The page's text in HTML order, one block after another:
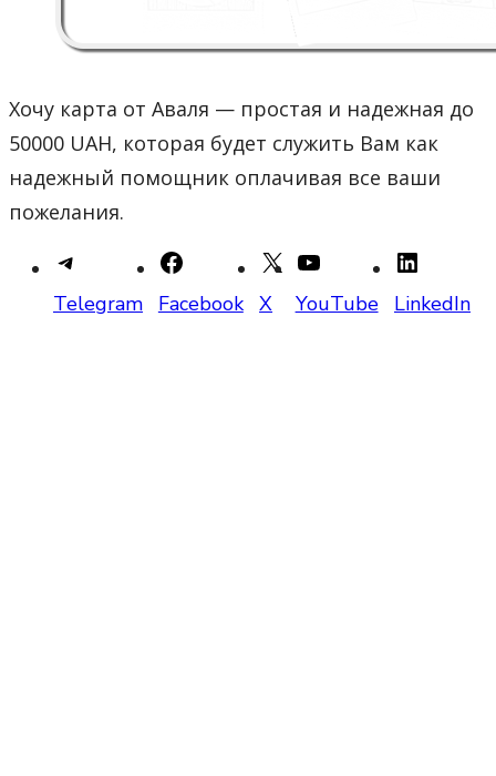
Хочу карта от Аваля — простая и надежная до
50000 UAH, которая будет служить Вам как
надежный помощник оплачивая все ваши
пожелания.
Telegram Facebook X YouTube LinkedIn